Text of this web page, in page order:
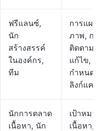
ฟรีแลนซ์,
นัก
สร้างสรรค์
ในองค์กร,
ทีม
การแผนที่
ภาพ, การ
ติดตามก
แก้ไข, ฟิ
กำหนดเอ
ลิงก์แคม
นักการตลาด
เนื้อหา, นัก
เป้าหมาย
เนื้อหา,